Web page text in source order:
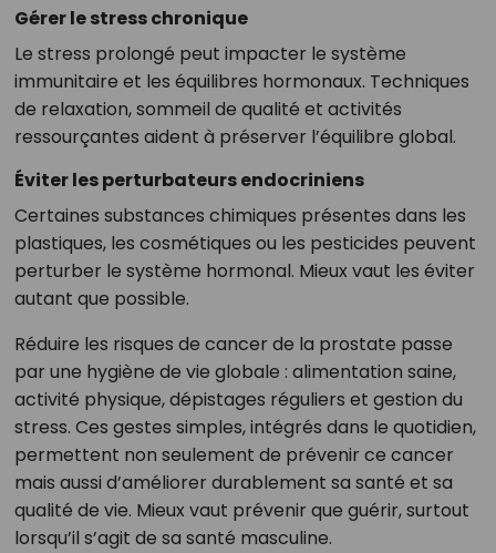
Gérer le stress chronique
Le stress prolongé peut impacter le système
immunitaire et les équilibres hormonaux. Techniques
de relaxation, sommeil de qualité et activités
ressourçantes aident à préserver l’équilibre global.
Éviter les perturbateurs endocriniens
Certaines substances chimiques présentes dans les
plastiques, les cosmétiques ou les pesticides peuvent
perturber le système hormonal. Mieux vaut les éviter
autant que possible.
Réduire les risques de cancer de la prostate passe
par une hygiène de vie globale : alimentation saine,
activité physique, dépistages réguliers et gestion du
stress. Ces gestes simples, intégrés dans le quotidien,
permettent non seulement de prévenir ce cancer
mais aussi d’améliorer durablement sa santé et sa
qualité de vie. Mieux vaut prévenir que guérir, surtout
lorsqu’il s’agit de sa santé masculine.